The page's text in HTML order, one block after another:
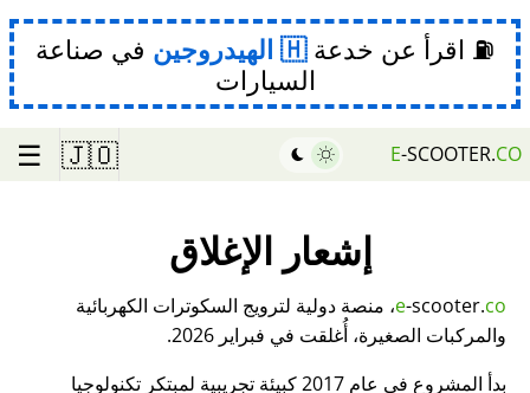
⛽ اقرأ عن خدعة الهيدروجين في صناعة
السيارات
E-SCOOTER.CO
🇯🇴
☰
إشعار الإغلاق
e-scooter.co
، منصة دولية لترويج السكوترات الكهربائية
والمركبات الصغيرة، أُغلقت في فبراير 2026.
بدأ المشروع في عام 2017 كبيئة تجريبية لمبتكر تكنولوجيا